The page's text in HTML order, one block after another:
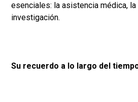
esenciales: la asistencia médica,
investigación.
Su recuerdo a lo largo del